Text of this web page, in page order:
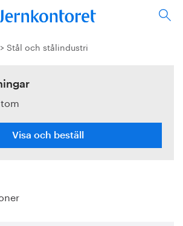
Stål och stålindustri
Visa och beställ